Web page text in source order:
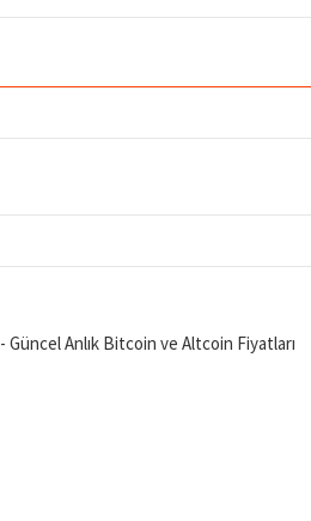
- Güncel Anlık Bitcoin ve Altcoin Fiyatları